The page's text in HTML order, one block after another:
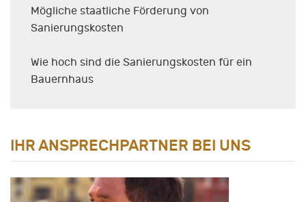
Mögliche staatliche Förderung von
Sanierungskosten
Wie hoch sind die Sanierungskosten für ein
Bauernhaus
IHR ANSPRECHPARTNER BEI UNS